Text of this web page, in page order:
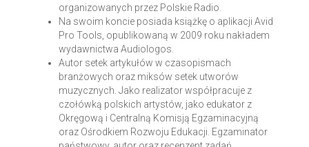
organizowanych przez Polskie Radio.
Na swoim koncie posiada książkę o aplikacji Avid
Pro Tools, opublikowaną w 2009 roku nakładem
wydawnictwa Audiologos.
Autor setek artykułów w czasopismach
branżowych oraz miksów setek utworów
muzycznych. Jako realizator współpracuje z
czołówką polskich artystów, jako edukator z
Okręgową i Centralną Komisją Egzaminacyjną
oraz Ośrodkiem Rozwoju Edukacji. Egzaminator